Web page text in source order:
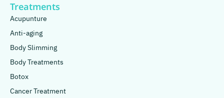
Treatments
Acupunture
Anti-aging
Body Slimming
Body Treatments
Botox
Cancer Treatment